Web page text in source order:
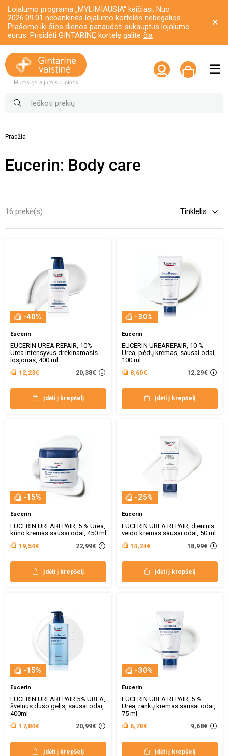
Lojalumo programa „MYLIMIAUSIA“ keičiasi. Nuo
2026.09.01 nebankinės lojalumo kortelės nebegalios.
Prašome iki šios dienos panaudoti sukauptus lojalumo
eurus. Prisidėti GINTARINĘ kortelę galite čia
Pradžia
Eucerin: Body care
16 prekė(s)
-40%
Eucerin
EUCERIN UREA REPAIR, 10%
Urea intensyvus drėkinamasis
losjonas, 400 ml
12,23€
20,38€
Įdėti į krepšelį
-30%
Eucerin
EUCERIN UREAREPAIR, 10 %
Urea, pėdų kremas, sausai odai,
100 ml
8,60€
12,29€
Įdėti į krepšelį
-15%
Eucerin
EUCERIN UREAREPAIR, 5 % Urea,
kūno kremas sausai odai, 450 ml
19,54€
22,99€
Įdėti į krepšelį
-25%
Eucerin
EUCERIN UREA REPAIR, dieninis
veido kremas sausai odai, 50 ml
14,24€
18,99€
Įdėti į krepšelį
-15%
Eucerin
EUCERIN UREAREPAIR 5% UREA,
švelnus dušo gelis, sausai odai,
400ml
17,84€
20,99€
Įdėti į krepšelį
-30%
Eucerin
EUCERIN UREA REPAIR, 5 %
Urea, rankų kremas sausai odai,
75 ml
6,78€
9,68€
Įdėti į krepšelį